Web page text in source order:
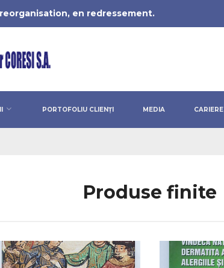
en redressement.
PORTOFOLIU CLIENȚI MEDIA CARIERE
Produse finite